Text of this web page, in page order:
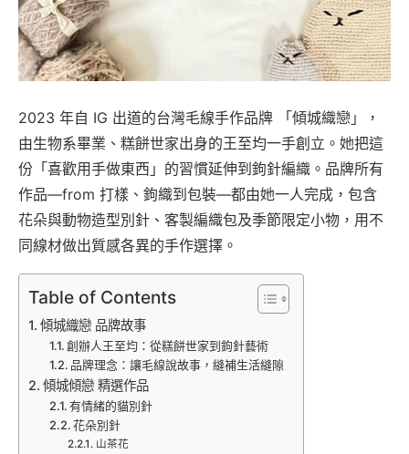
2023 年自 IG 出道的台灣毛線手作品牌 「傾城織戀」，
由生物系畢業、糕餅世家出身的王至均一手創立。她把這
份「喜歡用手做東西」的習慣延伸到鉤針編織。品牌所有
作品—from 打樣、鉤織到包裝—都由她一人完成，包含
花朵與動物造型別針、客製編織包及季節限定小物，用不
同線材做出質感各異的手作選擇。
Table of Contents
傾城織戀 品牌故事
創辦人王至均：從糕餅世家到鉤針藝術
品牌理念：讓毛線說故事，縫補生活縫隙
傾城傾戀 精選作品
有情緒的貓別針
花朵別針
山茶花